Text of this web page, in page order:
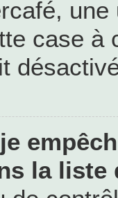
case à
la